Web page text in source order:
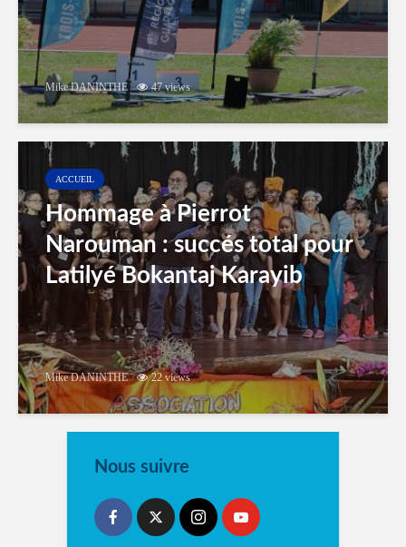
Mike DANINTHE 47 views
ACCUEIL
Hommage à Pierrot
Narouman : succés total pour
Latilyé Bokantaj Karayib
Mike DANINTHE 22 views
Nous suivre